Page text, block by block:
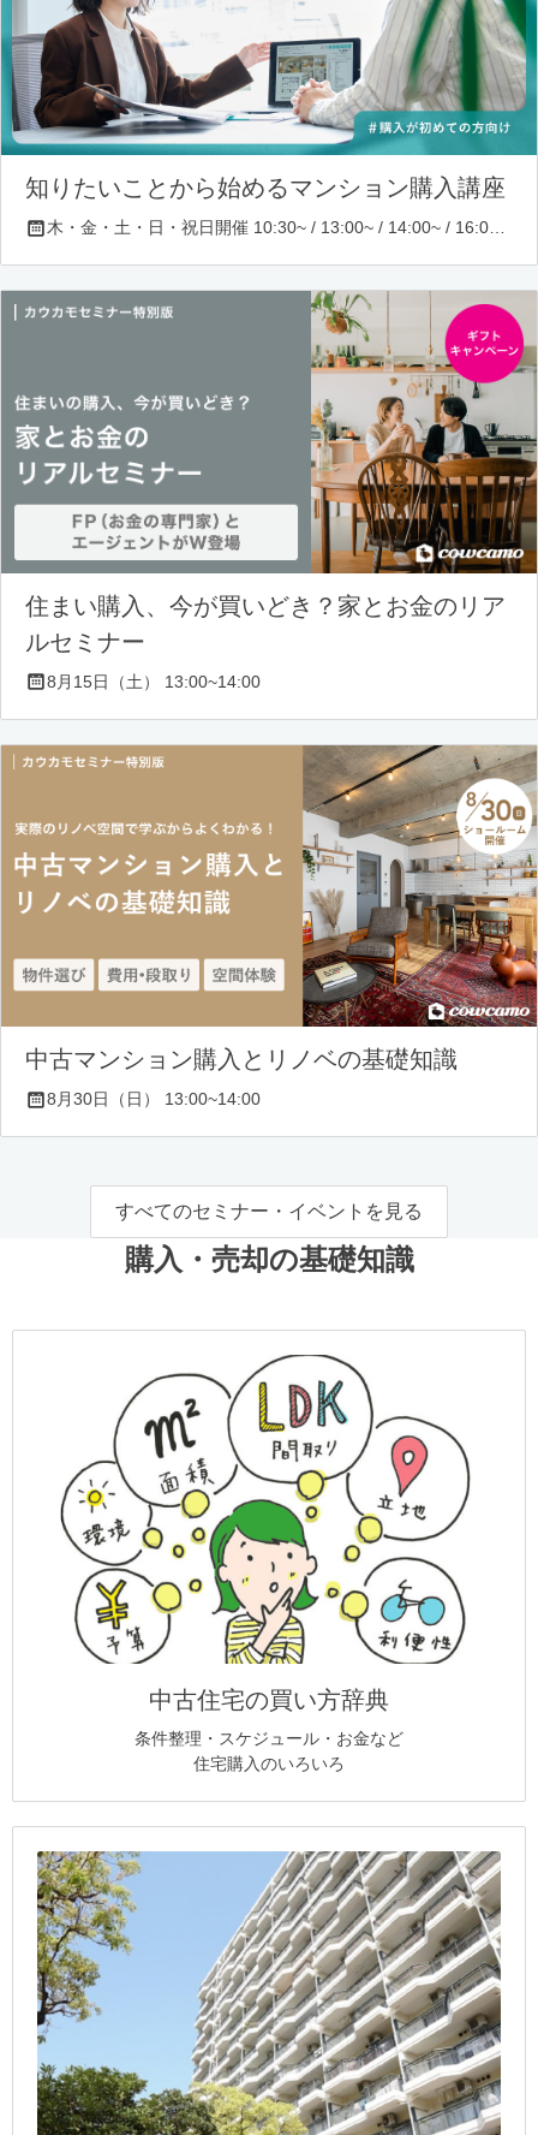
知りたいことから始めるマンション購入講座
木・金・土・日・祝日開催 10:30~ / 13:00~ / 14:00~ / 16:00~ / 17:00~/ 18:30~/ 19:30~
住まい購入、今が買いどき？家とお金のリア
ルセミナー
8月15日（土） 13:00~14:00
中古マンション購入とリノベの基礎知識
8月30日（日） 13:00~14:00
すべてのセミナー・イベントを見る
購入・売却の基礎知識
中古住宅の買い方辞典
条件整理・スケジュール・お金など
住宅購入のいろいろ